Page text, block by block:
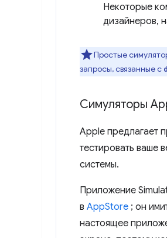
Некоторые
дизайнеров,
Простые
запросы, связанные с
Симуляторы
Apple предлагает
тестировать ваше
системы.
Приложение
в AppStore ; он
настоящее